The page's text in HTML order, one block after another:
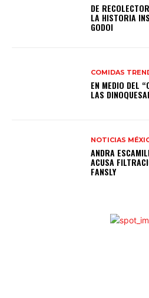
DE
LA HISTORIA
GODOI
COMIDAS
EN MEDIO DEL
LAS
NOTICIAS
ANDRA
ACUSA
FANSLY